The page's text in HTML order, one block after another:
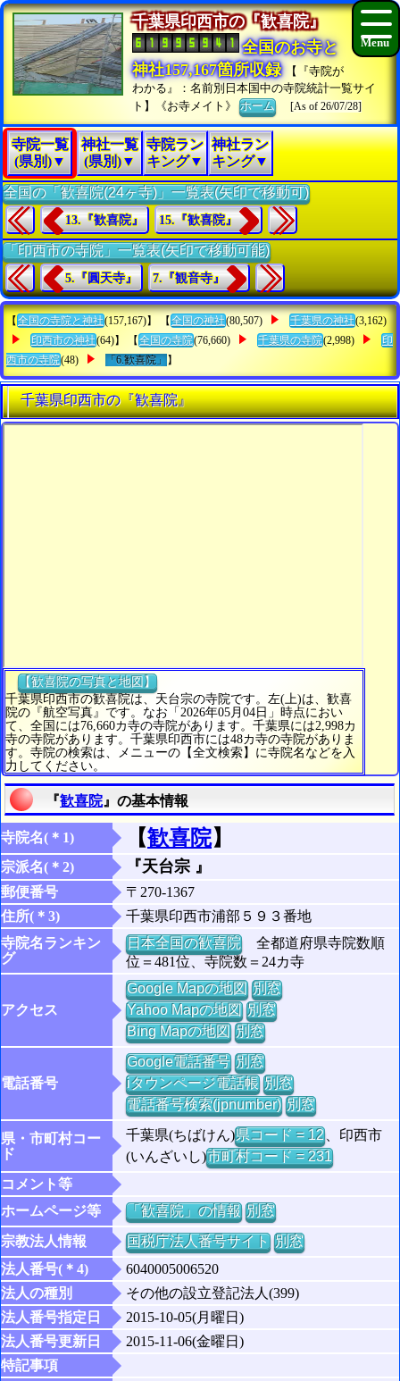
千葉県印西市の『歓喜院』
全国のお寺と
神社157,167箇所収録
【『寺院が
わかる』：名前別日本国中の寺院統計一覧サイ
ト】《お寺メイト》ホーム [As of 26/07/28]
寺院一覧
(県別)▼
神社一覧
(県別)▼
寺院ラン
キング▼
神社ラン
キング▼
全国の「歓喜院(24ヶ寺)」一覧表(矢印で移動可)
13.『歓喜院』 15.『歓喜院』
「印西市の寺院」一覧表(矢印で移動可能)
5.『圓天寺』 7.『観音寺』
【 全国の寺院と神社(157,167)】 【 全国の神社(80,507) 千葉県の神社(3,162)
印西市の神社(64)】 【 全国の寺院(76,660) 千葉県の寺院(2,998)
印
西市の寺院(48) 「6.歓喜院」 】
千葉県印西市の『歓喜院』
【歓喜院の写真と地図】
千葉県印西市の歓喜院は、天台宗の寺院です。左(上)は、歓喜
院の『航空写真』です。なお「2026年05月04日」時点におい
て、全国には76,660カ寺の寺院があります。千葉県には2,998カ
寺の寺院があります。千葉県印西市には48カ寺の寺院がありま
す。寺院の検索は、メニューの【全文検索】に寺院名などを入
力してください。
『歓喜院』の基本情報
寺院名(＊1) 【歓喜院】
宗派名(＊2) 『天台宗 』
郵便番号
〒270-1367
住所(＊3)
千葉県印西市浦部５９３番地
寺院名ランキン
グ
日本全国の歓喜院全都道府県寺院数順
位＝481位、寺院数＝24カ寺
アクセス
Google Mapの地図 別窓
Yahoo Mapの地図 別窓
Bing Mapの地図 別窓
電話番号
Google電話番号 別窓
iタウンページ電話帳 別窓
電話番号検索(jpnumber) 別窓
県・市町村コー
ド
千葉県(ちばけん)県コード = 12、印西市
(いんざいし)市町村コード = 231
コメント等
ホームページ等
「歓喜院」の情報 別窓
宗教法人情報
国税庁法人番号サイト 別窓
法人番号(＊4)
6040005006520
法人の種別
その他の設立登記法人(399)
法人番号指定日
2015-10-05(月曜日)
法人番号更新日
2015-11-06(金曜日)
特記事項